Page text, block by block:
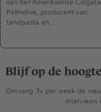
van het Amerikaanse
Palmolive, producent van
tandpasta en…
Blijf op de
Ontvang 3x per week de
interviews